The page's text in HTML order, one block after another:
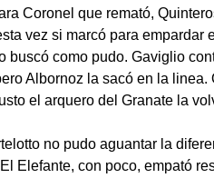
Coronel que remató,
vez si marcó para empardar
buscó como pudo. Gaviglio
Albornoz la sacó en la
el arquero del Granate la
no pudo aguantar la
Elefante, con poco, empató